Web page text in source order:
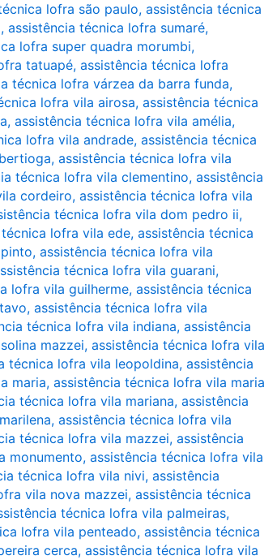
lofra são paulo, assistência técnica
, assistência técnica lofra sumaré,
lofra super quadra morumbi,
tatuapé, assistência técnica lofra
técnica lofra várzea da barra funda,
lofra vila airosa, assistência técnica
, assistência técnica lofra vila amélia,
lofra vila andrade, assistência técnica
, assistência técnica lofra vila
técnica lofra vila clementino, assistência
cordeiro, assistência técnica lofra vila
técnica lofra vila dom pedro ii,
lofra vila ede, assistência técnica
, assistência técnica lofra vila
técnica lofra vila guarani,
lofra vila guilherme, assistência técnica
, assistência técnica lofra vila
técnica lofra vila indiana, assistência
mazzei, assistência técnica lofra vila
técnica lofra vila leopoldina, assistência
maria, assistência técnica lofra vila maria
técnica lofra vila mariana, assistência
, assistência técnica lofra vila
técnica lofra vila mazzei, assistência
monumento, assistência técnica lofra vila
técnica lofra vila nivi, assistência
vila nova mazzei, assistência técnica
técnica lofra vila palmeiras,
lofra vila penteado, assistência técnica
cerca, assistência técnica lofra vila